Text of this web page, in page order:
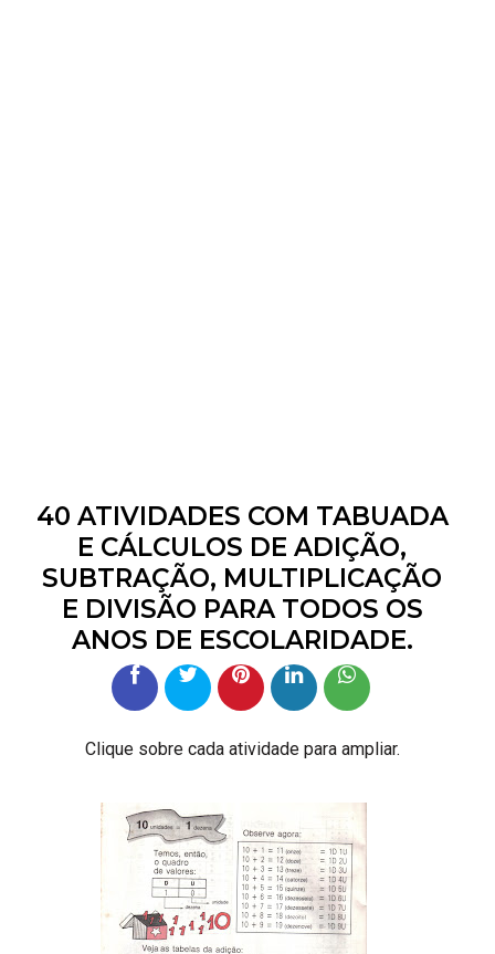
40 ATIVIDADES COM TABUADA
E CÁLCULOS DE ADIÇÃO,
SUBTRAÇÃO, MULTIPLICAÇÃO
E DIVISÃO PARA TODOS OS
ANOS DE ESCOLARIDADE.
Clique sobre cada atividade para ampliar.